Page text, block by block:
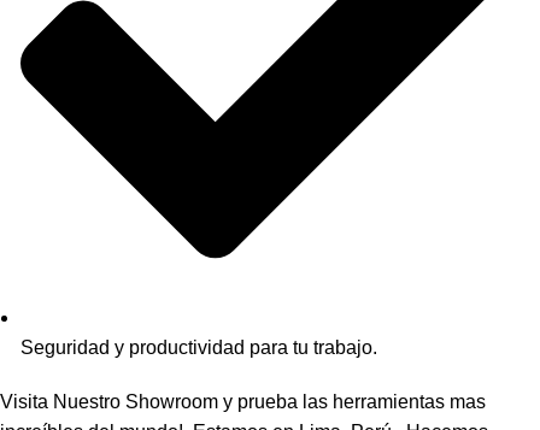
Seguridad y productividad para tu trabajo.
Visita Nuestro Showroom y prueba las herramientas mas